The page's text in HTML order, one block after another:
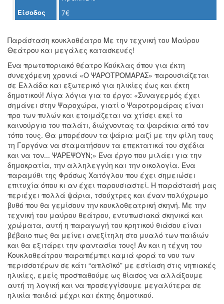
ΤΟΠΟΣ
ΜΑΣ
ΔΗΜΟΣ
ΠΟΛΙΤΙΣΜΟΣ
ΑΝΘΕΚΤΙΚΗ
ΠΟΛΗ
Είσοδος 7€
Παράσταση κουκλοθέατρο Με την τεχνική του Μαύρου
Θεάτρου και μεγάλες κατασκευές!
Ένα πρωτοποριακό θέατρο Κούκλας όπου για έκτη
συνεχόμενη χρονιά «Ο ΨΑΡΟΤΡΟΜΑΡΑΣ» παρουσιάζεται
σε Ελλάδα και εξωτερικό για ηλικίες έως και έκτη
δημοτικού! Λίγα λόγια για το έργο: «Συναγερμός έχει
σημάνει στην Ψαροχώρα, γιατί ο Ψαροτρομάρας είναι
προ των πυλών και ετοιμάζεται να χτίσει εκεί το
καινούργιο του παλάτι, διώχνοντας τα ψαράκια από τον
τόπο τους. Θα μπορέσουν τα ψάρια μαζί με την φίλη τους
τη Γοργόνα να σταματήσουν τα επεκτατικά του σχέδια
και να τον... ΨΑΡΕΨΟΥΝ;» Ένα έργο που μιλάει για την
δημοκρατία, την αλληλεγγύη και την οικολογία. Ένα
παραμύθι της Φρόσως Χατόγλου που έχει σημειώσει
επιτυχία όπου κι αν έχει παρουσιαστεί. Η παράστασή μας
περιέχει πολλά ψάρια, τσούχτρες και έναν πολύχρωμο
βυθό που θα γεμίσουν την κουκλοθεατρική σκηνή. Με την
τεχνική του μαύρου θεάτρου, εντυπωσιακά σκηνικά και
χρώματα, αυτή η παραγωγή του κρητικού θιάσου είναι
βέβαιο πως θα μείνει ανεξίτηλη στο μυαλό των παιδιών
και θα εξιτάρει την φαντασία τους! Αν και η τέχνη του
Κουκλοθεάτρου παραπέμπει καμιά φορά το νου των
περισσοτέρων σε κάτι “απλοϊκό” με εστίαση στις νηπιακές
ηλικίες, εμείς προσπαθούμε ως θίασος να αλλάξουμε
αυτή τη λογική και να προσεγγίσουμε μεγαλύτερα σε
ηλικία παιδιά μέχρι και έκτης δημοτικού.